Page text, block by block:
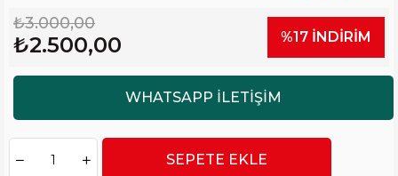
₺3.000,00
₺2.500,00 %17 İNDIRIM